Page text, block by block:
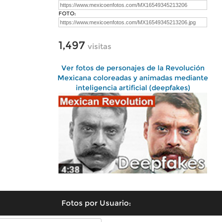
FOTO:
1,497 visitas
Ver fotos de personajes de la Revolución
Mexicana coloreadas y animadas mediante
inteligencia artificial (deepfakes)
Fotos por Usuario: